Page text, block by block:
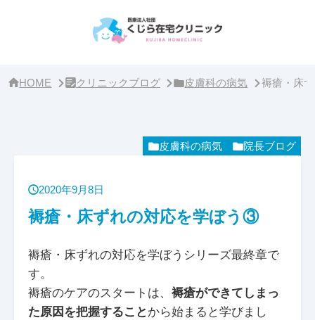
HOME クリニックブログ 皮膚科の病気 褥瘡・床
皮膚科の病気 院長ブログ
2020年9月8日
褥瘡・床ずれの対応を学ぼう③
褥瘡・床ずれの対応を学ぼうシリーズ最終章で
す。
褥瘡のケアのスタートは、 褥瘡ができてしまっ
た原因を把握することから始まると学びまし